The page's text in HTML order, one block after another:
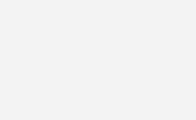
Sanierungsfahrplan der
schaffen. Der ESB betrifft laut DUH 2.200
2012 geplant und 2015 fertiggestellt,
unter Verschluss, bemängelt der Verein.
seien aus Sicht des
teuer.